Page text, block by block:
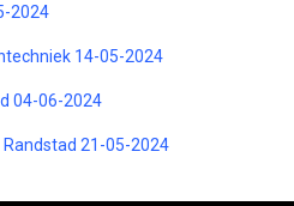
2024
14-05-2024
04-06-2024
21-05-2024